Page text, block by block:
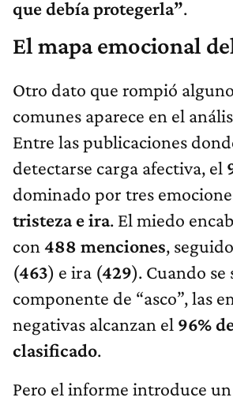
que debía protegerla”.
El mapa emocional
Otro dato que rompió
comunes aparece en el
Entre las publicaciones
detectarse carga afectiva, el
dominado por tres
tristeza e ira. El miedo
con 488 menciones,
(463) e ira (429). Cuando se
componente de “asco”, las
negativas alcanzan el 96%
clasificado.
Pero el informe introduce